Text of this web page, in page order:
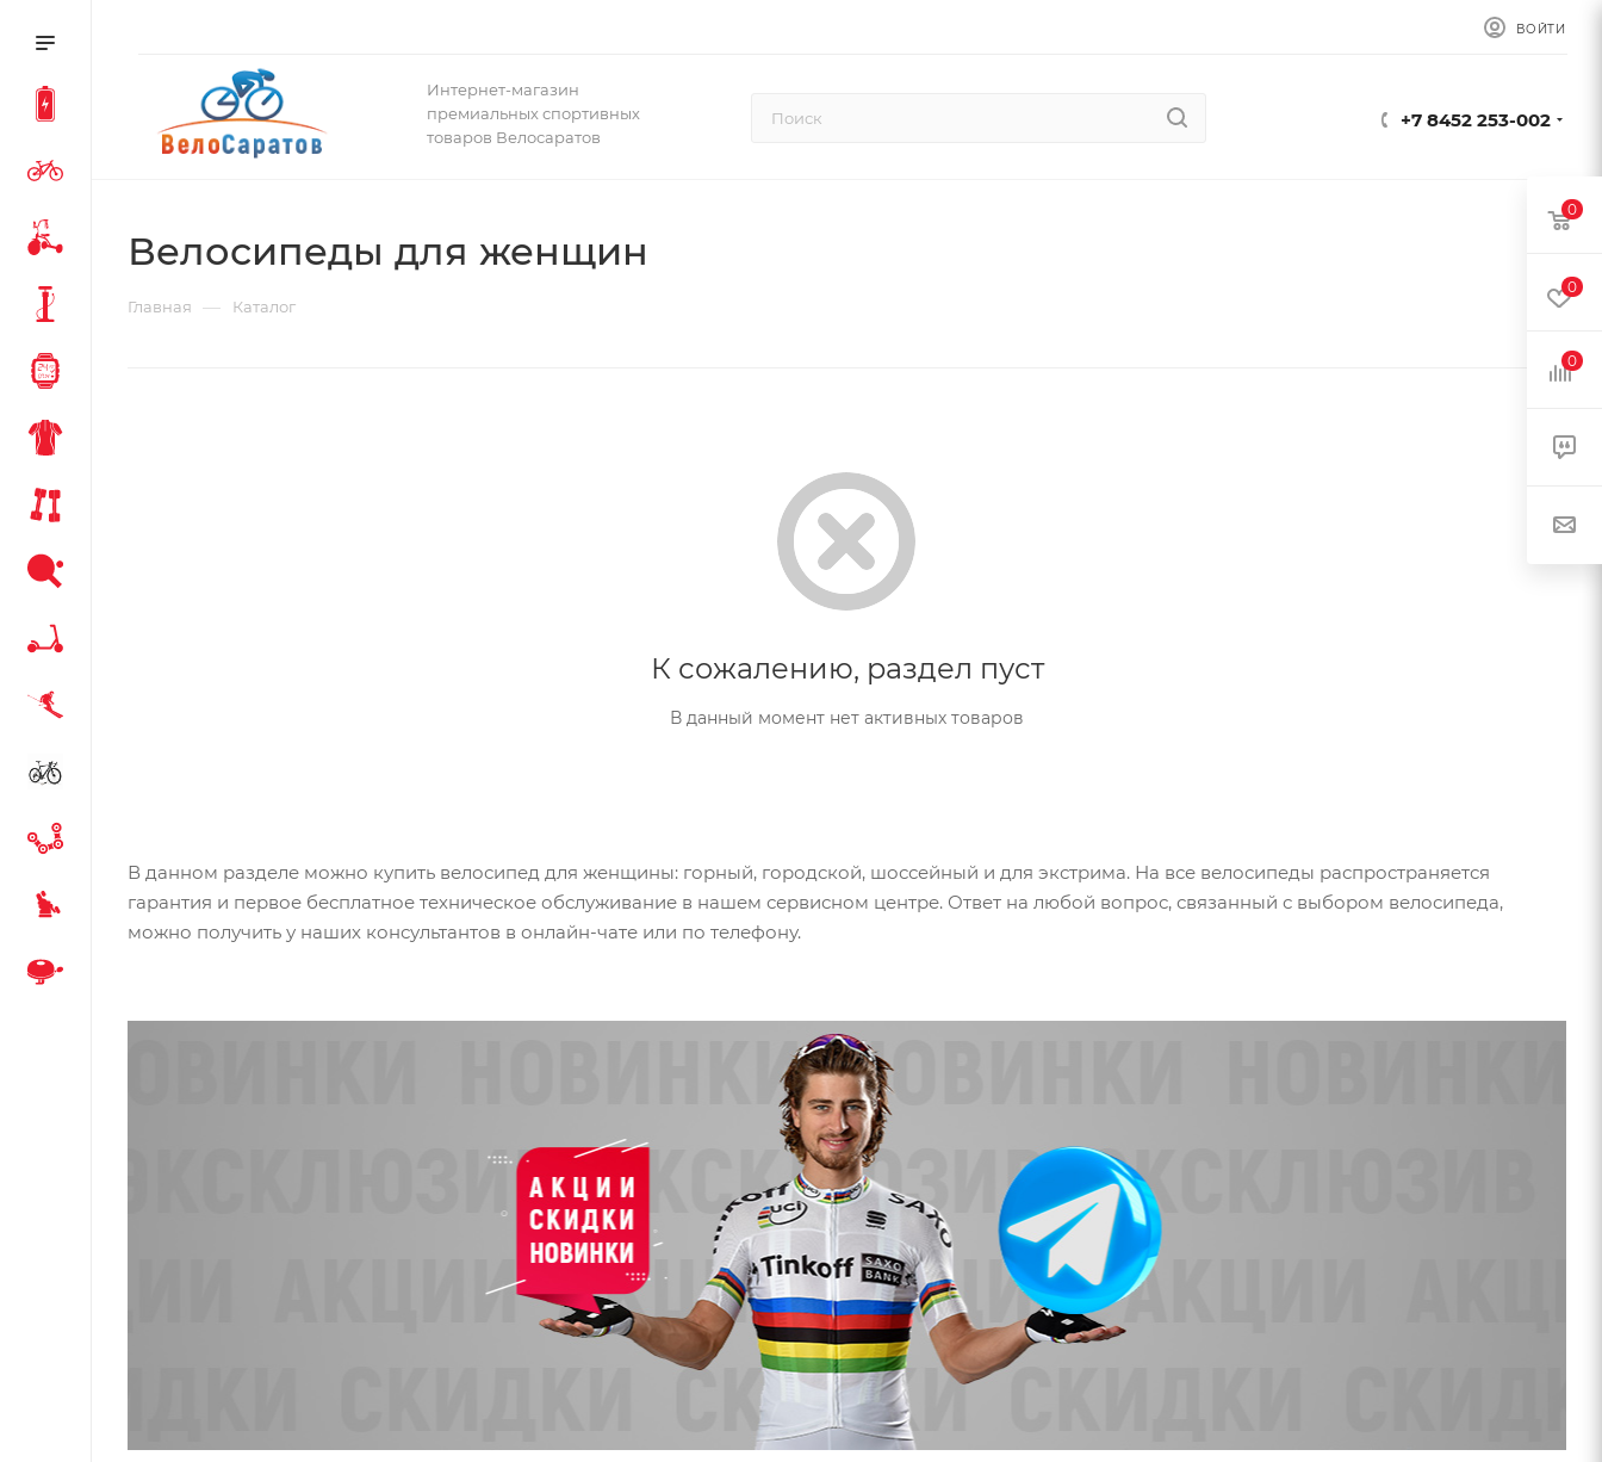
ВОЙТИ
Интернет-магазин
премиальных спортивных
товаров Велосаратов
+7 8452 253-002
Велосипеды для женщин
Главная — Каталог
К сожалению, раздел пуст
В данный момент нет активных товаров
В данном разделе можно купить велосипед для женщины: горный, городской, шоссейный и для экстрима. На все велосипеды распространяется
гарантия и первое бесплатное техническое обслуживание в нашем сервисном центре. Ответ на любой вопрос, связанный с выбором велосипеда,
можно получить у наших консультантов в онлайн-чате или по телефону.
0
0
0